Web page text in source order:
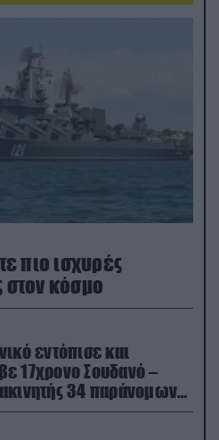
πιο ισχυρές
στον κόσμο
εντόπισε και
17χρονο Σουδανό –
34 παράνομων